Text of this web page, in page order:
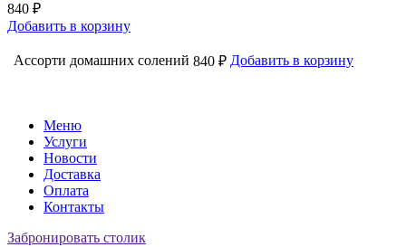
840 ₽
Добавить в корзину
Ассорти домашних солений 840 ₽ Добавить в корзину
Меню
Услуги
Новости
Доставка
Оплата
Контакты
Забронировать столик